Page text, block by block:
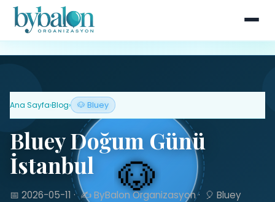
Ana Sayfa›Blog› 🐶 Bluey
Bluey Doğum Günü
İstanbul
📅 2026-05-11 ·✍️ ByBalon Organizasyon· 🎈 Bluey